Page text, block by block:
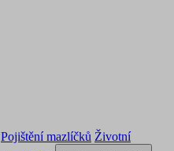
Pojištění mazlíčků Životní